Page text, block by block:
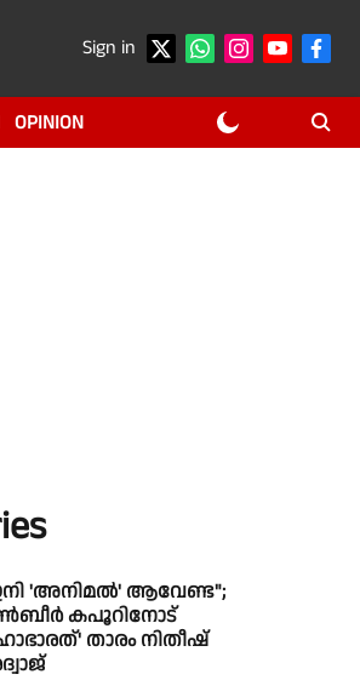
Sign in
OPINION
'അനിമൽ' ആവേണ്ട";
കപൂറിനോട്
താരം നിതീഷ്